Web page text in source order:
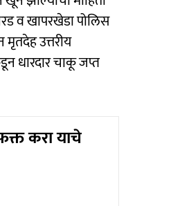
व खापरखेडा पोलिस
उत्तरीय
धारदार चाकू जप्त
करा याचे